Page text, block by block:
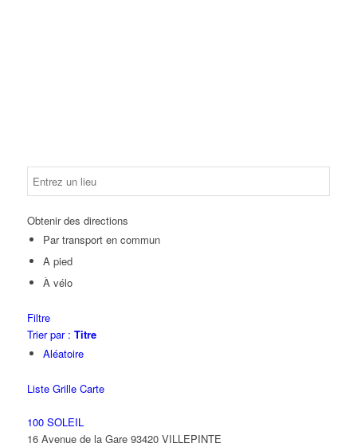
Obtenir des directions
Par transport en commun
A pied
À vélo
Filtre
Trier par : Titre
Aléatoire
Liste Grille Carte
100 SOLEIL
16 Avenue de la Gare 93420 VILLEPINTE